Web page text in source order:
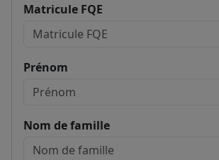
Matricule FQE
Prénom
Nom de famille